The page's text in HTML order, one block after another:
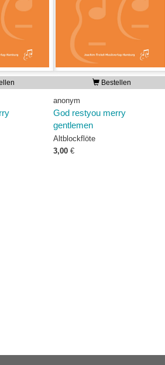
Bestellen
anonym
God restyou merry
gentlemen
Altblockflöte
3,00 €